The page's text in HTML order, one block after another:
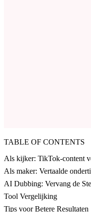
TABLE OF CONTENTS
Als kijker: TikTok-content
Als maker: Vertaalde
AI Dubbing: Vervang de
Tool Vergelijking
Tips voor Betere Resultaten